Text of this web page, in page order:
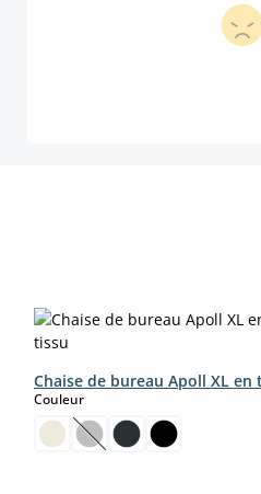
Chaise de bureau Apoll XL en
Couleurselect
(Cette option n'est